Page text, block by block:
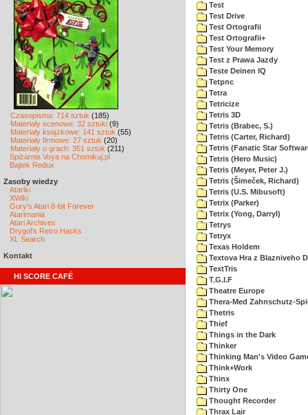
Czasopisma: 714 sztuk (185)
Materiały scenowe: 32 sztuki (9)
Materiały książkowe: 141 sztuk (55)
Materiały firmowe: 27 sztuk (20)
Materiały o grach: 351 sztuk (211)
Spiżarnia Voya na Chomikuj.pl
Bajtek Redux
Zasoby wiedzy
Atariki
XWiki
Gury's Atari 8-bit Forever
Atarimania
Atari Archives
Drygol's Retro Hacks
XL Search
Kontakt
HI SCORE CAFÉ
Test
Test Drive
Test Ortografii
Test Ortografii+
Test Your Memory
Test z Prawa Jazdy
Teste Deinen IQ
Tetpnc
Tetra
Tetricize
Tetris 3D
Tetris (Brabec, S.)
Tetris (Carter, Richard)
Tetris (Fanatic Star
Tetris (Hero Music)
Tetris (Meyer, Peter J.)
Tetris (Šimeček, Richard)
Tetris (U.S. Mibusoft)
Tetrix (Parker)
Tetrix (Yong, Darryl)
Tetrys
Tetryx
Texas Holdem
Textova Hra z Blazniveho
TextTris
T.G.I.F
Theatre Europe
Thera-Med Zahnschutz-
Thetris
Thief
Things in the Dark
Thinker
Thinking Man's Video
Think+Work
Thinx
Thirty One
Thought Recorder
Thrax Lair